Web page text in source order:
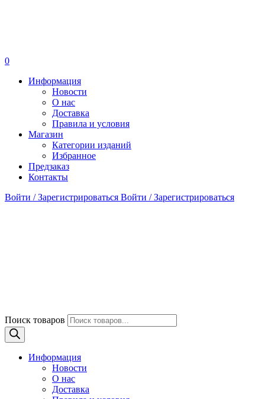
0
Информация
Новости
О нас
Доставка
Правила и условия
Магазин
Категории изданий
Избранное
Предзаказ
Контакты
Войти / Зарегистрироваться Войти / Зарегистрироваться
Поиск товаров
Информация
Новости
О нас
Доставка